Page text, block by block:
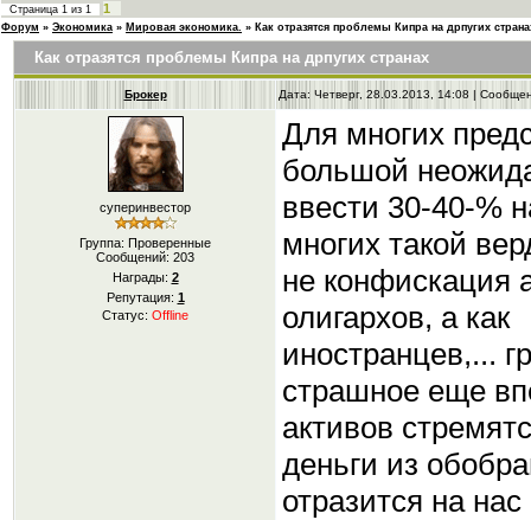
Страница 1 из 1 1
Форум » Экономика » Мировая экономика. » Как отразятся проблемы Кипра на дрпугих
Как отразятся проблемы Кипра на дрпугих странах
Брокер Дата: Четверг, 28.03.2013, 14:08 |
суперинвестор
Группа: Проверенные
Сообщений: 203
Награды: 2
Репутация: 1
Статус: Offline
Для многих
большой
ввести 30-40-%
многих такой
не конфискация
олигархов, а
иностранцев,...
страшное еще
активов
деньги из
отразится на